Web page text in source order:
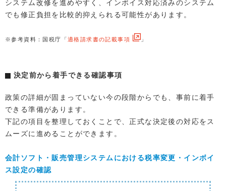
システム改修を進めやすく、インボイス対応済みのシステム
でも修正負担を比較的抑えられる可能性があります。
※参考資料：国税庁「適格請求書の記載事項 」
決定前から着手できる確認事項
政策の詳細が固まっていない今の段階からでも、事前に着手
できる準備があります。
下記の項目を整理しておくことで、正式な決定後の対応をス
ムーズに進めることができます。
会計ソフト・販売管理システムにおける税率変更・インボイ
ス設定の確認